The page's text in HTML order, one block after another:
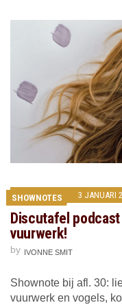
SHOWNOTES 3 JANUARI
Discutafel
vuurwerk!
by IVONNE SMIT
Shownote bij afl. 30:
vuurwerk en vogels,